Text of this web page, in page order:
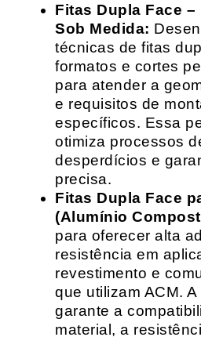
Fitas Dupla Face
Sob Medida:
técnicas de fitas
formatos e cortes
para atender a
e requisitos de
específicos. Essa
otimiza processos
desperdícios e
precisa.
Fitas Dupla Face
(Alumínio
para oferecer alta
resistência em
revestimento e
que utilizam ACM.
garante a
material, a